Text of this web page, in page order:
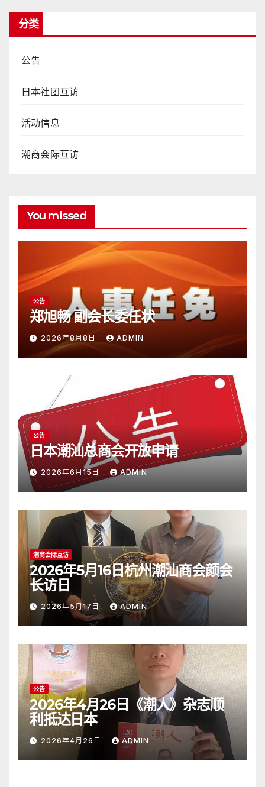
分类
公告
日本社团互访
活动信息
潮商会际互访
You missed
公告
郑旭畅 副会长委任状
2026年8月8日 ADMIN
公告
日本潮汕总商会开放申请
2026年6月15日 ADMIN
潮商会际互访
2026年5月16日杭州潮汕商会颜会
长访日
2026年5月17日 ADMIN
公告
2026年4月26日《潮人》杂志顺
利抵达日本
2026年4月26日 ADMIN